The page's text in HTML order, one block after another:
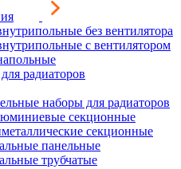
без вентилятора
с вентилятором
радиаторов
наборы для радиаторов
секционные
секционные
панельные
трубчатые